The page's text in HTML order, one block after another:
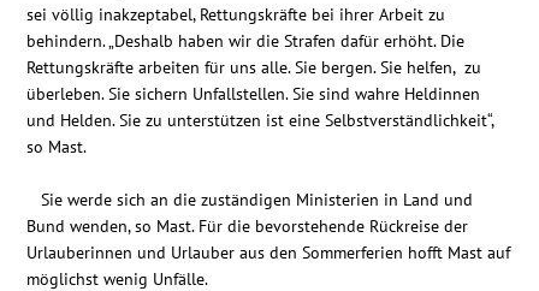
sei völlig inakzeptabel, Rettungskräfte bei ihrer Arbeit zu
behindern. „Deshalb haben wir die Strafen dafür erhöht. Die
Rettungskräfte arbeiten für uns alle. Sie bergen. Sie helfen, zu
überleben. Sie sichern Unfallstellen. Sie sind wahre Heldinnen
und Helden. Sie zu unterstützen ist eine Selbstverständlichkeit“,
so Mast.
Sie werde sich an die zuständigen Ministerien in Land und
Bund wenden, so Mast. Für die bevorstehende Rückreise der
Urlauberinnen und Urlauber aus den Sommerferien hofft Mast auf
möglichst wenig Unfälle.